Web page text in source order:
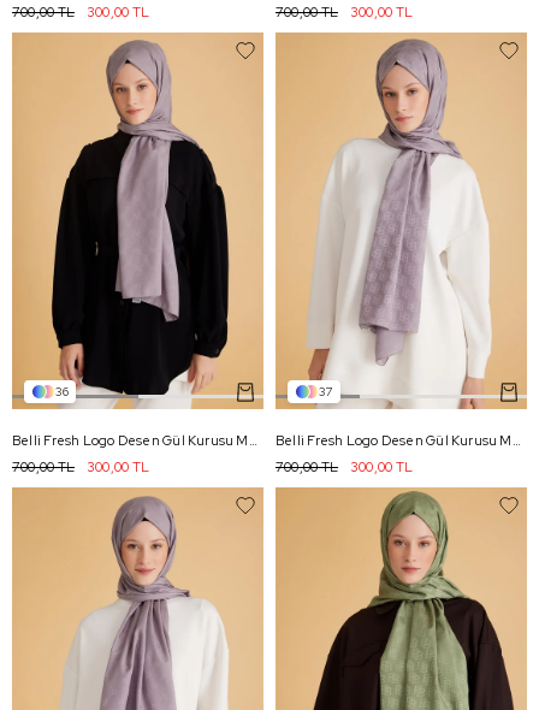
300,00 TL
700,00 TL
300,00 TL
700,00 TL
36
300,00 TL
700,00 TL
37
300,00 TL
700,00 TL